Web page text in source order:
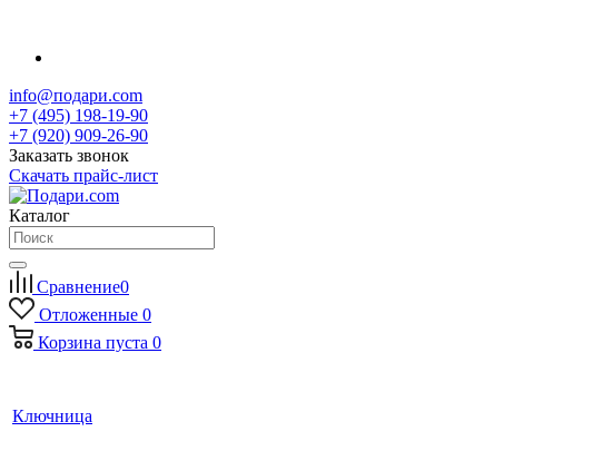
info@подари.com
+7 (495) 198-19-90
+7 (920) 909-26-90
Заказать звонок
Скачать прайс-лист
Каталог
Сравнение0
Отложенные 0
Корзина пуста 0
Ключница